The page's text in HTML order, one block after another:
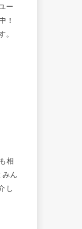
ー
！
。
相
みん
し